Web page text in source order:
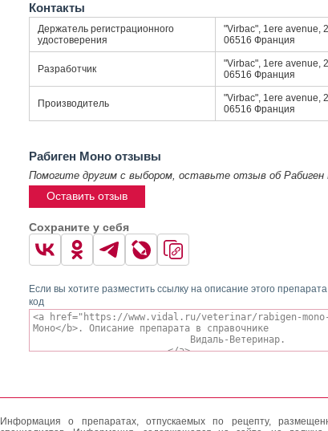
Контакты
Держатель регистрационного
удостоверения
"Virbac", 1ere avenue,
06516 Франция
Разработчик
"Virbac", 1ere avenue,
06516 Франция
Производитель
"Virbac", 1ere avenue,
06516 Франция
Рабиген Моно отзывы
Помогите другим с выбором, оставьте отзыв об Рабиген
Оставить отзыв
Сохраните у себя
Если вы хотите разместить ссылку на описание этого
код
Информация о препаратах, отпускаемых по рецепту,